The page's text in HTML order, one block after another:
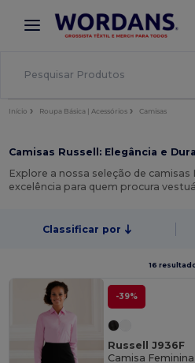
× App Wordans
Melhores preços na app!
Início Roupa Básica | Acessórios Camisas
Camisas Russell: Elegância e
Explore a nossa seleção de camisas
excelência para quem procura
Classificar por
16
-39%
Russell J936F